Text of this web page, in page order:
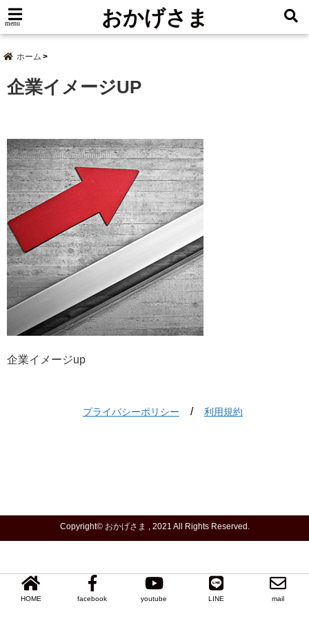
menu おかげさま
ホーム
企業イメージUP
企業イメージup
プライバシーポリシー / 利用規約
HOME facebook youtube LINE mail
Copyright© おかげさま , 2021 All Rights Reserved.